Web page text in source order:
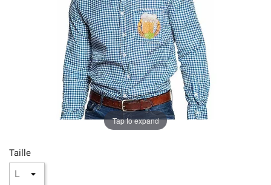
Tap to expand
Taille